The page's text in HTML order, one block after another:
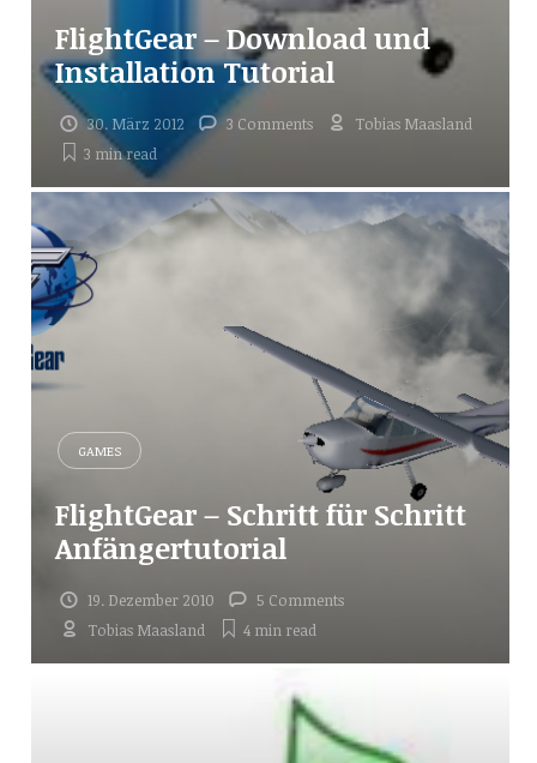
FlightGear – Download und
Installation Tutorial
30. März 2012 3 Comments
Tobias Maasland
3 minread
GAMES
FlightGear – Schritt für Schritt
Anfängertutorial
19. Dezember 2010
5 Comments
Tobias Maasland
4 min read